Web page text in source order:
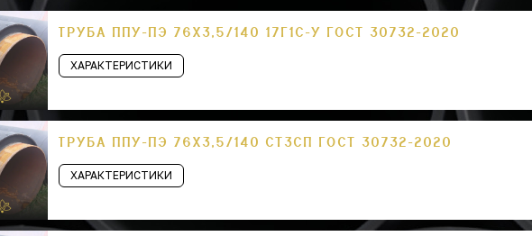
ТРУБА ППУ-ПЭ 76Х3,5/140 17Г1С-У ГОСТ 30732-2020
ХАРАКТЕРИСТИКИ
ТРУБА ППУ-ПЭ 76Х3,5/140 СТ3СП ГОСТ 30732-2020
ХАРАКТЕРИСТИКИ